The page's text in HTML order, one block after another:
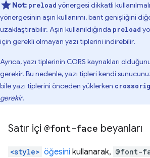
Not: preload yönergesi dikkatli
yönergesinin aşırı kullanımı, bant genişliğini
uzaklaştırabilir. Aşırı kullanıldığında preload
için gerekli olmayan yazı tiplerini indirebilir.
Ayrıca, yazı tiplerinin CORS kaynakları
gerekir. Bu nedenle, yazı tipleri kendi
bile yazı tiplerini önceden yüklerken
gerekir.
Satır içi @font-face beyanları
<style> öğesini kullanarak, @font-